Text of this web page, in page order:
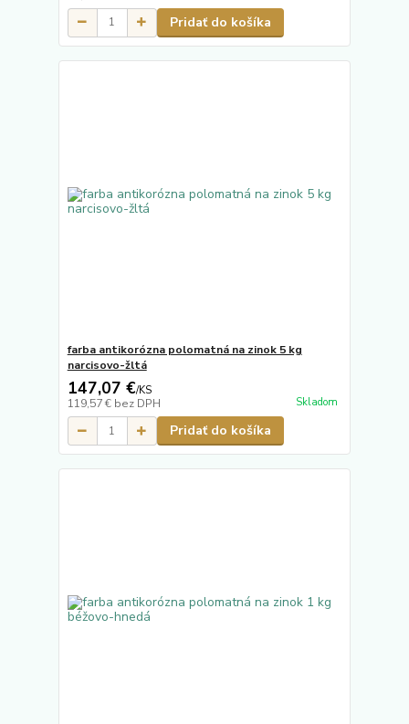
Pridať do košíka
farba antikorózna polomatná na zinok 5 kg
narcisovo-žltá
147,07 €/KS
119,57 € bez DPH Skladom
Pridať do košíka